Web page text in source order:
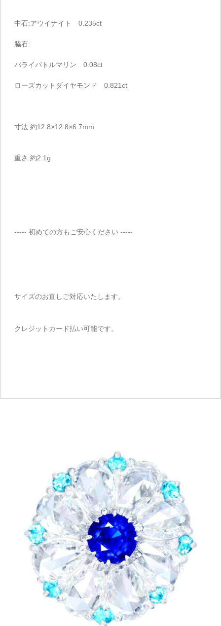
中石:アウイナイト 0.235ct
脇石:
パライバトルマリン 0.08ct
ローズカットダイヤモンド 0.821ct
寸法:約12.8×12.8×6.7mm
重さ:約2.1g
----- 初めての方もご安心ください -----
サイズのお直しご対応いたします。
クレジットカード払い可能です。